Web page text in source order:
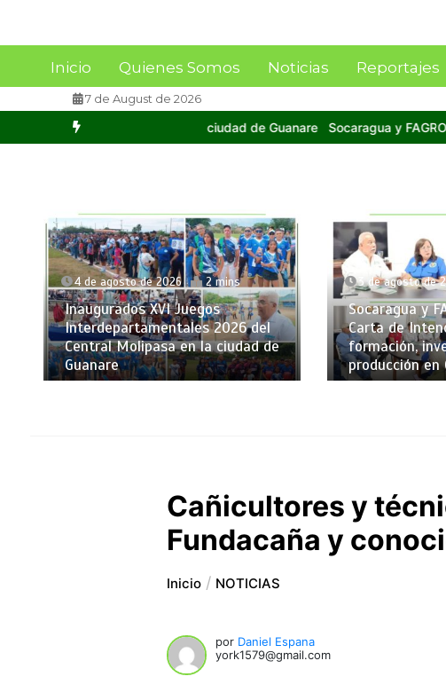
Inicio Quienes Somos Noticias Reportajes
7 de August de 2026
de Guanare Socaragua y FAGRO-UCV firman Carta de Intención
4 de agosto de 2026 2 mins
Inaugurados XVI Juegos
Interdepartamentales 2026 del
Central Molipasa en la ciudad de
Guanare
3 de agosto de
Socaragua y
Carta de
formación,
producción en
Cañicultores y
Fundacaña y
Inicio NOTICIAS
por Daniel Espana
york1579@gmail.com